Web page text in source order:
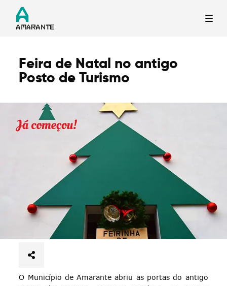
Termo de Pesquisa
Categorias gerais
Filtros
Feira de Natal no antigo
Posto de Turismo
O Município de Amarante abriu as portas do antigo